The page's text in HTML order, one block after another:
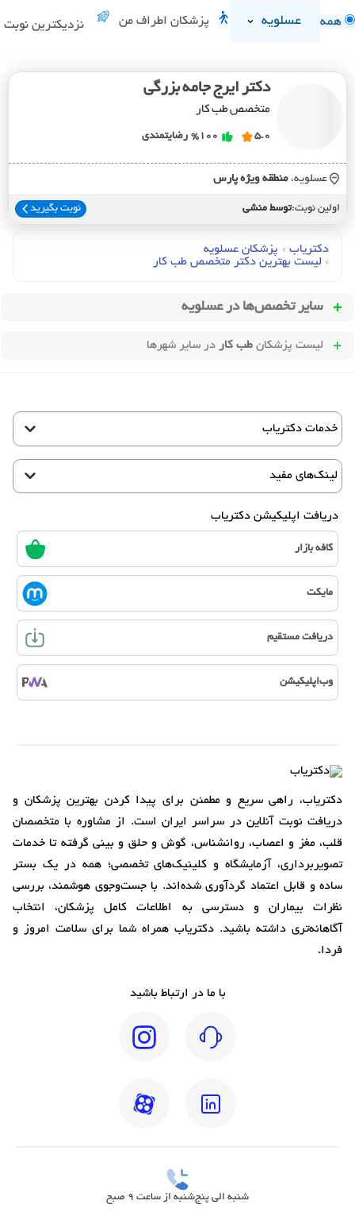
همه عسلویه پزشکان اطراف من نزدیکترین نوبت
دکتر ایرج جامه بزرگی
متخصص طب کار
5.0
%100 رضایتمندی
عسلویه، منطقه ويژه پارس
اولین نوبت:توسط منشی نوبت بگیرید
دکتریاب › پزشکان عسلویه
› لیست بهترین دکتر متخصص طب کار
سایر تخصص‌ها درعسلویه
لیست پزشکان طب کار در سایر شهرها
خدمات دکتریاب
لینک‌های مفید
دریافت اپلیکیشن دکتریاب
کافه بازار
مایکت
دریافت مستقیم
وب‌اپلیکیشن
دکتریاب، راهی سریع و مطمئن برای پیدا کردن بهترین پزشکان و
دریافت نوبت آنلاین در سراسر ایران است. از مشاوره با متخصصان
قلب، مغز و اعصاب، روانشناس، گوش و حلق و بینی گرفته تا خدمات
تصویربرداری، آزمایشگاه و کلینیک‌های تخصصی؛ همه در یک بستر
ساده و قابل اعتماد گردآوری شده‌اند. با جست‌وجوی هوشمند، بررسی
نظرات بیماران و دسترسی به اطلاعات کامل پزشکان، انتخاب
آگاهانه‌تری داشته باشید. دکتریاب همراه شما برای سلامت امروز و
فردا.
با ما در ارتباط باشید
شنبه الی پنج‌شنبه از ساعت 9 صبح